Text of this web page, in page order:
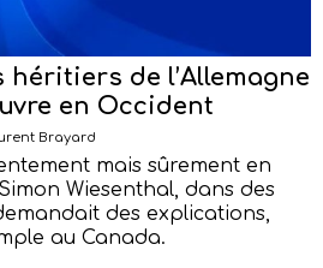
héritiers de l’Allemagne
en Occident
Brayard
mais sûrement en
Wiesenthal, dans des
des explications,
au Canada.